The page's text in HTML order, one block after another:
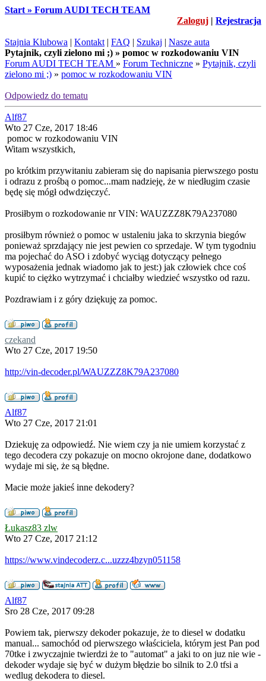
Start » Forum AUDI TECH TEAM
Zaloguj | Rejestracja
Stajnia Klubowa | Kontakt | FAQ | Szukaj | Nasze auta
Pytajnik, czyli zielono mi ;) » pomoc w rozkodowaniu VIN
Forum AUDI TECH TEAM » Forum Techniczne » Pytajnik, czyli
zielono mi ;) » pomoc w rozkodowaniu VIN
Odpowiedz do tematu
Alf87
Wto 27 Cze, 2017 18:46
pomoc w rozkodowaniu VIN
Witam wszystkich,
po krótkim przywitaniu zabieram się do napisania pierwszego postu
i odrazu z prośbą o pomoc...mam nadzieję, że w niedługim czasie
będę się mógł odwdzięczyć.
Prosiłbym o rozkodowanie nr VIN: WAUZZZ8K79A237080
prosiłbym również o pomoc w ustaleniu jaka to skrzynia biegów
ponieważ sprzdający nie jest pewien co sprzedaje. W tym tygodniu
ma pojechać do ASO i zdobyć wyciąg dotyczący pełnego
wyposażenia jednak wiadomo jak to jest:) jak człowiek chce coś
kupić to ciężko wytrzymać i chciałby wiedzieć wszystko od razu.
Pozdrawiam i z góry dziękuję za pomoc.
czekand
Wto 27 Cze, 2017 19:50
http://vin-decoder.pl/WAUZZZ8K79A237080
Alf87
Wto 27 Cze, 2017 21:01
Dziekuję za odpowiedź. Nie wiem czy ja nie umiem korzystać z
tego decodera czy pokazuje on mocno okrojone dane, dodatkowo
wydaje mi się, że są błędne.
Macie może jakieś inne dekodery?
Łukasz83 zlw
Wto 27 Cze, 2017 21:12
https://www.vindecoderz.c...uzzz4bzyn051158
Alf87
Sro 28 Cze, 2017 09:28
Powiem tak, pierwszy dekoder pokazuje, że to diesel w dodatku
manual... samochód od pierwszego właściciela, którym jest Pan pod
70tke i zwyczajnie twierdzi że to "automat" a jaki to on juz nie wie -
dekoder wydaje się być w dużym błędzie bo silnik to 2.0 tfsi a
wedlug dekodera to diesel.